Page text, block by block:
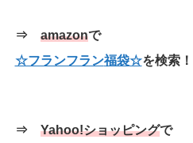
⇒ amazonで
☆フランフラン福袋☆を検索！
⇒ Yahoo!ショッピングで